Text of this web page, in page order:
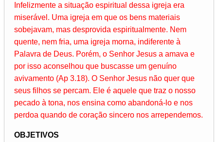
Infelizmente a situação espiritual dessa igreja era
miserável. Uma igreja em que os bens materiais
sobejavam, mas desprovida espiritualmente. Nem
quente, nem fria, uma igreja morna, indiferente à
Palavra de Deus. Porém, o Senhor Jesus a amava e
por isso aconselhou que buscasse um genuíno
avivamento (Ap 3.18). O Senhor Jesus não quer que
seus filhos se percam. Ele é aquele que traz o nosso
pecado à tona, nos ensina como abandoná-lo e nos
perdoa quando de coração sincero nos arrependemos.
OBJETIVOS